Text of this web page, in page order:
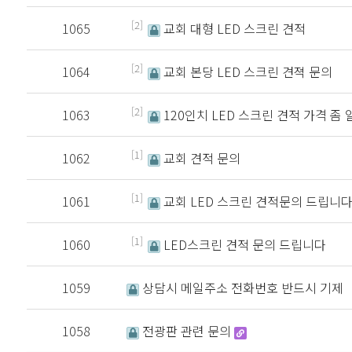
1065 교회 대형 LED 스크린 견적
[2]
1064 교회 본당 LED 스크린 견젹 문의
[2]
1063 120인치 LED 스크린 견적 가격 좀
[2]
1062 교회 견적 문의
[1]
1061 교회 LED 스크린 견적문의 드립니
[1]
1060 LED스크린 견적 문의 드립니다
[1]
1059 상담시 메일주소 전화번호 반드시 기제
1058 전광판 관련 문의